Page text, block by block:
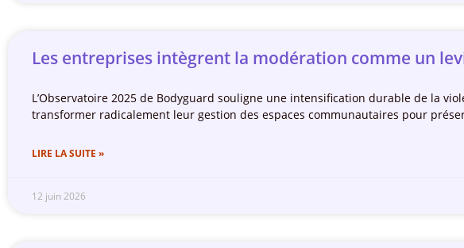
Les entreprises intègrent la modération comme un
L’Observatoire 2025 de Bodyguard souligne une intensification durable de la
transformer radicalement leur gestion des espaces communautaires pour
LIRE LA SUITE »
12 juin 2026